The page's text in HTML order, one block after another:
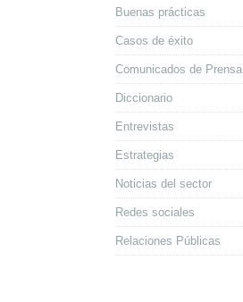
Buenas prácticas
Casos de éxito
Comunicados de Prensa
Diccionario
Entrevistas
Estrategias
Noticias del sector
Redes sociales
Relaciones Públicas